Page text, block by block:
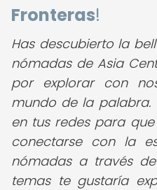
Fronteras!
Has descubierto la
nómadas de Asia
por explorar con
mundo de la palabra.
en tus redes para
conectarse con la
nómadas a través
temas te gustaría